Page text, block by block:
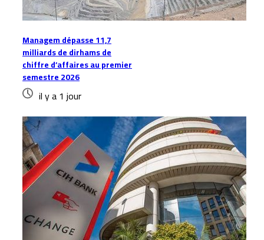
Managem dépasse 11,7
milliards de dirhams de
chiffre d’affaires au premier
semestre 2026
il y a 1 jour